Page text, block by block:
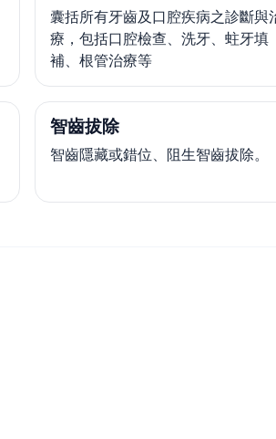
囊括所有牙齒及口腔疾病之診斷與
療，包括口腔檢查、洗牙、蛀牙填
補、根管治療等
智齒拔除
智齒隱藏或錯位、阻生智齒拔除。